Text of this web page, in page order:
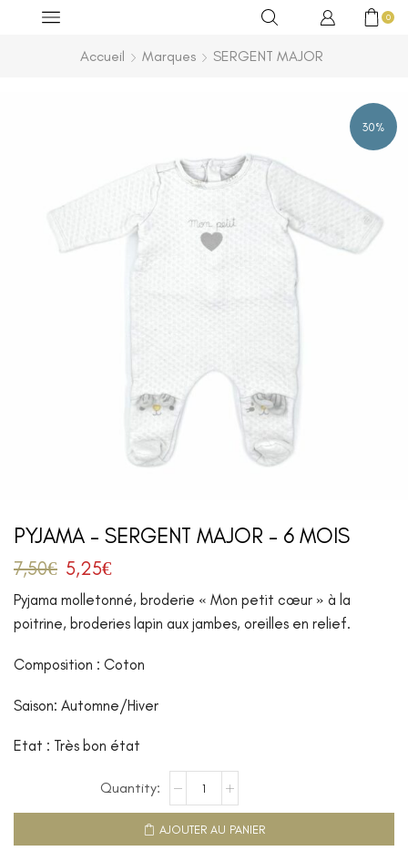
0
Accueil Marques SERGENT MAJOR
30%
PYJAMA – SERGENT MAJOR – 6 MOIS
7,50€ 5,25€
Pyjama molletonné, broderie « Mon petit cœur » à la
poitrine, broderies lapin aux jambes, oreilles en relief.
Composition : Coton
Saison: Automne/Hiver
Etat : Très bon état
AJOUTER AU PANIER